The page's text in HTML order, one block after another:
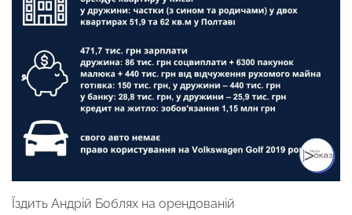
Їздить Андрій Боблях на орендованій